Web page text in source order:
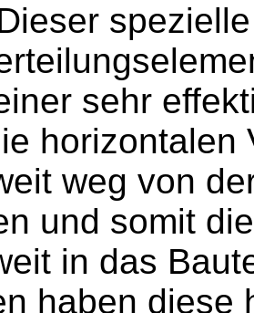
sehr
horizontalen
weg von
und somit
in das
haben diese